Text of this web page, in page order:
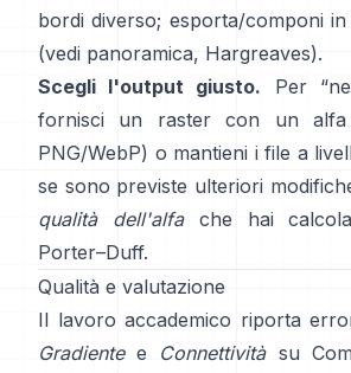
bordi diverso; esporta/componi
(vedi panoramica, Hargreaves).
Scegli l'output giusto. Per
fornisci un raster con un
PNG/WebP) o mantieni i file a
se sono previste ulteriori
qualità dell'alfache hai
Porter–Duff.
Qualità e valutazione
Il lavoro accademico riporta
Gradientee Connettivitàsu